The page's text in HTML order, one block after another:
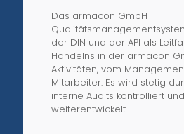
Das armacon GmbH
der DIN und der API als
Handelns in der armacon
Aktivitäten, vom
Mitarbeiter. Es wird stetig
interne Audits kontrolliert und
weiterentwickelt.